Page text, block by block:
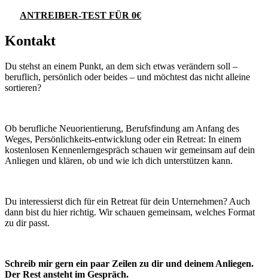
ANTREIBER-TEST FÜR 0€
Kontakt
Du stehst an einem Punkt, an dem sich etwas verändern soll –
beruflich, persönlich oder beides – und möchtest das nicht alleine
sortieren?
Ob berufliche Neuorientierung, Berufsfindung am Anfang des
Weges, Persönlichkeits-entwicklung oder ein Retreat: In einem
kostenlosen Kennenlerngespräch schauen wir gemeinsam auf dein
Anliegen und klären, ob und wie ich dich unterstützen kann.
Du interessierst dich für ein Retreat für dein Unternehmen? Auch
dann bist du hier richtig. Wir schauen gemeinsam, welches Format
zu dir passt.
Schreib mir gern ein paar Zeilen zu dir und deinem Anliegen.
Der Rest ansteht im Gespräch.